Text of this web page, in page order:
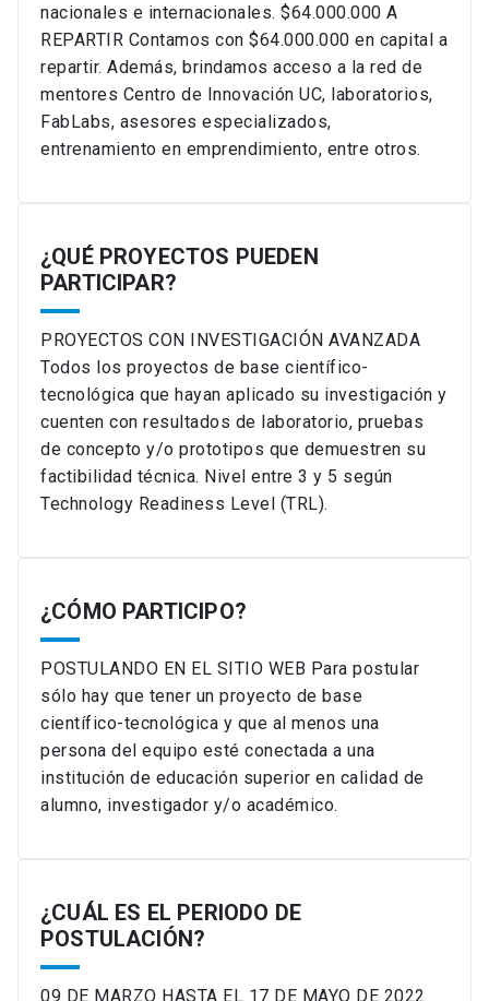
nacionales e internacionales. $64.000.000 A
REPARTIR Contamos con $64.000.000 en capital a
repartir. Además, brindamos acceso a la red de
mentores Centro de Innovación UC, laboratorios,
FabLabs, asesores especializados,
entrenamiento en emprendimiento, entre otros.
¿QUÉ PROYECTOS PUEDEN
PARTICIPAR?
PROYECTOS CON INVESTIGACIÓN AVANZADA
Todos los proyectos de base científico-
tecnológica que hayan aplicado su investigación y
cuenten con resultados de laboratorio, pruebas
de concepto y/o prototipos que demuestren su
factibilidad técnica. Nivel entre 3 y 5 según
Technology Readiness Level (TRL).
¿CÓMO PARTICIPO?
POSTULANDO EN EL SITIO WEB Para postular
sólo hay que tener un proyecto de base
científico-tecnológica y que al menos una
persona del equipo esté conectada a una
institución de educación superior en calidad de
alumno, investigador y/o académico.
¿CUÁL ES EL PERIODO DE
POSTULACIÓN?
09 DE MARZO HASTA EL 17 DE MAYO DE 2022